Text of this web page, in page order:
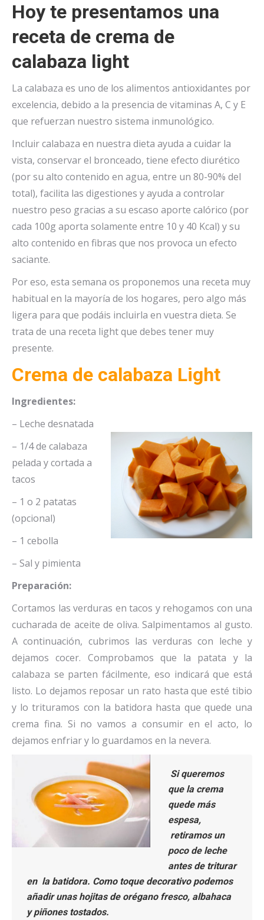
Hoy te presentamos una
receta de crema de
calabaza light
La calabaza es uno de los alimentos antioxidantes por
excelencia, debido a la presencia de vitaminas A, C y E
que refuerzan nuestro sistema inmunológico.
Incluir calabaza en nuestra dieta ayuda a cuidar la
vista, conservar el bronceado, tiene efecto diurético
(por su alto contenido en agua, entre un 80-90% del
total), facilita las digestiones y ayuda a controlar
nuestro peso gracias a su escaso aporte calórico (por
cada 100g aporta solamente entre 10 y 40 Kcal) y su
alto contenido en fibras que nos provoca un efecto
saciante.
Por eso, esta semana os proponemos una receta muy
habitual en la mayoría de los hogares, pero algo más
ligera para que podáis incluirla en vuestra dieta. Se
trata de una receta light que debes tener muy
presente.
Crema de calabaza Light
Ingredientes:
– Leche desnatada
– 1/4 de calabaza
pelada y cortada a
tacos
– 1 o 2 patatas
(opcional)
– 1 cebolla
– Sal y pimienta
Preparación:
Cortamos las verduras en tacos y rehogamos con una
cucharada de aceite de oliva. Salpimentamos al gusto.
A continuación, cubrimos las verduras con leche y
dejamos cocer. Comprobamos que la patata y la
calabaza se parten fácilmente, eso indicará que está
listo. Lo dejamos reposar un rato hasta que esté tibio
y lo trituramos con la batidora hasta que quede una
crema fina. Si no vamos a consumir en el acto, lo
dejamos enfriar y lo guardamos en la nevera.
Si queremos
que la crema
quede más
espesa,
retiramos un
poco de leche
antes de triturar
en la batidora. Como toque decorativo podemos
añadir unas hojitas de orégano fresco, albahaca
y piñones tostados.